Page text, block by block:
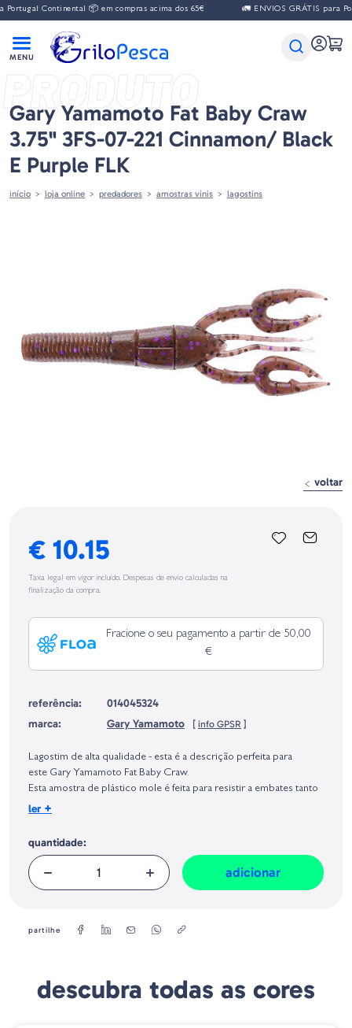
Continental 📦 em compras acima dos 65€ 🚛 ENVIOS GRÁTIS para
PRODUTO
Gary Yamamoto Fat Baby Craw
3.75" 3FS-07-221 Cinnamon/ Black
E Purple FLK
início loja online predadores amostras vinis lagostins
voltar
€ 10.15
Taxa legal em vigor incluído. Despesas de envio calculadas na
finalização da compra.
Fracione o seu pagamento a partir de 50,00
€
referência:
014045324
marca:
Gary Yamamoto [ info GPSR ]
Europeia, dos produtos da marca, conforme requerido no Regulamento
Geral sobre a Segurança dos Produtos (GPSR):
Lagostim de alta qualidade - esta é a descrição perfeita para
este Gary Yamamoto Fat Baby Craw.
Esta amostra de plástico mole é feita para resistir a embates tanto
em paus, rochas, esticoes em ervas... tudo a que normalmente o
Contém sal.
Tamanho: 3.75"
Quantidade: 7
ler +
quantidade:
adicionar
partilhe
descubra todas as cores